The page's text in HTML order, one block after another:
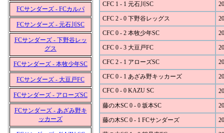
FCサンダーズ - FCカルパ
FCサンダーズ - 元石川SC
FCサンダーズ - 下野谷レッ
グス
FCサンダーズ - 本牧少年SC
FCサンダーズ - 大豆戸FC
FCサンダーズ - アローズSC
FCサンダーズ - あざみ野キ
ッカーズ
CFC 1 - 1 元石川SC
CFC 2 - 0 下野谷レッグス
CFC 0 - 2 本牧少年SC
CFC 0 - 3 大豆戸FC
CFC 2 - 1 アローズSC
CFC 0 - 1 あざみ野キッカーズ
CFC 0 - 0 KAZU SC
藤の木SC 0 - 0 坂本SC
藤の木SC 0 - 1 FCサンダーズ